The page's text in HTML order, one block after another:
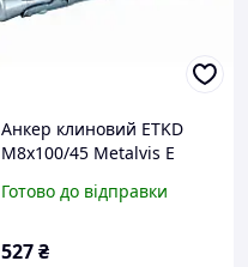
Анкер клиновий ETKD
М8х100/45 Metalvis E
50 шт./пачка
Готово до відправки
527₴